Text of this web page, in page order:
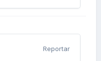
Reportar